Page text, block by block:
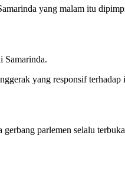
yang malam itu
Samarinda.
yang responsif terhadap
parlemen selalu